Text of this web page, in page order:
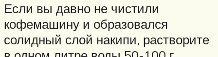
Если вы давно не чистили
кофемашину и образовался
солидный слой накипи, растворите